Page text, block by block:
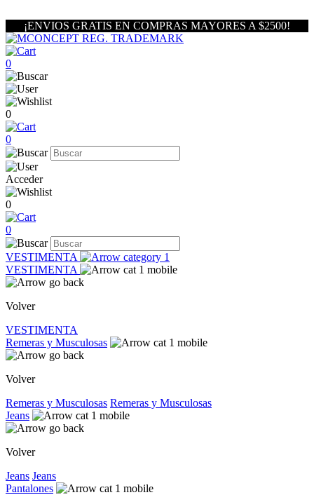
¡ENVIOS GRATIS EN COMPRAS MAYORES A $2500!
0
0
0
Acceder
0
0
VESTIMENTA
VESTIMENTA
Volver
VESTIMENTA
Remeras y Musculosas
Volver
Remeras y Musculosas Remeras y Musculosas
Jeans
Volver
Jeans Jeans
Pantalones